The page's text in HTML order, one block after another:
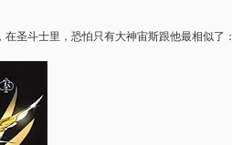
圣斗士里，恐怕只有大神宙斯跟他最相似了：